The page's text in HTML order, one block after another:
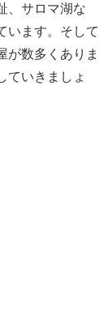
、サロマ湖な
います。そして
が数多くありま
ていきましょ